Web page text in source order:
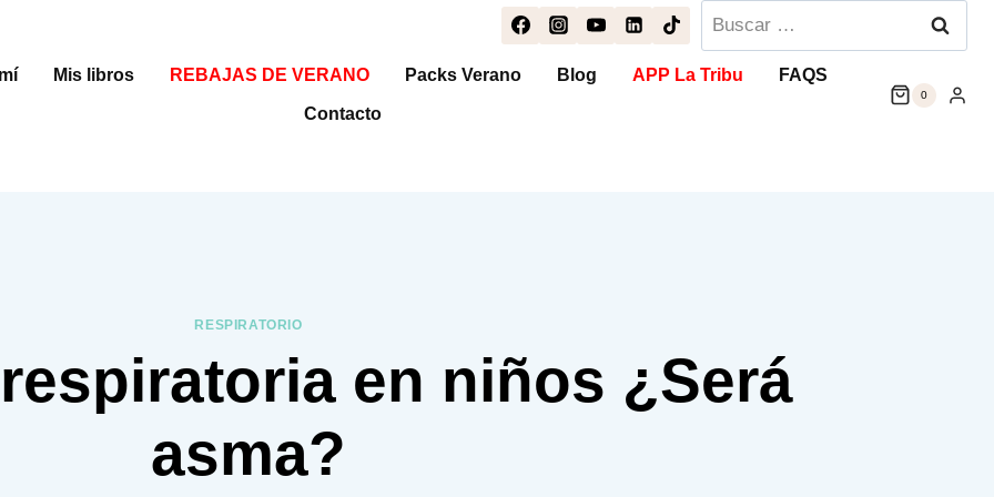
Buscar:
Mis libros REBAJAS DE VERANO Packs Verano Blog APP La Tribu FAQS
Contacto
0
RESPIRATORIO
en niños ¿Será
asma?